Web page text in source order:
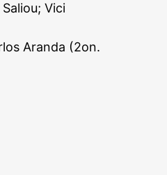
Vici
Aranda (2on.